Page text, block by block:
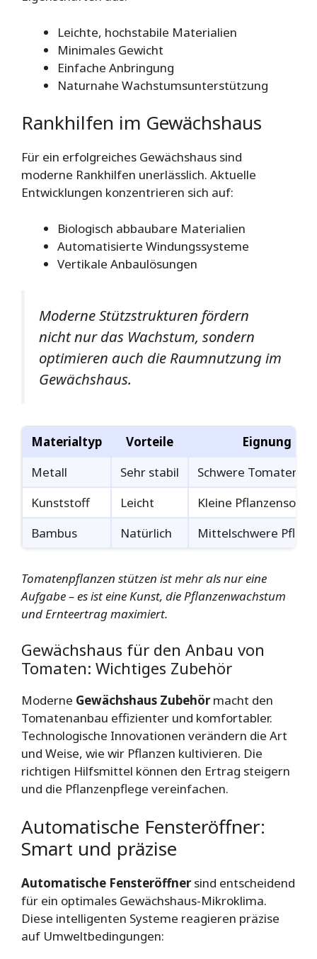
Leichte, hochstabile Materialien
Minimales Gewicht
Einfache Anbringung
Naturnahe Wachstumsunterstützung
Rankhilfen im Gewächshaus
Für ein erfolgreiches Gewächshaus sind
moderne Rankhilfen unerlässlich. Aktuelle
Entwicklungen konzentrieren sich auf:
Biologisch abbaubare Materialien
Automatisierte Windungssysteme
Vertikale Anbaulösungen
Moderne Stützstrukturen fördern
nicht nur das Wachstum, sondern
optimieren auch die Raumnutzung im
Gewächshaus.
Materialtyp Vorteile
Eignung
Metall
Sehr stabil
Schwere
Kunststoff
Leicht
Kleine
Bambus
Natürlich Mittelschwere
Tomatenpflanzen stützen ist mehr als nur eine
Aufgabe – es ist eine Kunst, die Pflanzenwachstum
und Ernteertrag maximiert.
Gewächshaus für den Anbau von
Tomaten: Wichtiges Zubehör
Moderne Gewächshaus Zubehörmacht den
Tomatenanbau effizienter und komfortabler.
Technologische Innovationen verändern die Art
und Weise, wie wir Pflanzen kultivieren. Die
richtigen Hilfsmittel können den Ertrag steigern
und die Pflanzenpflege vereinfachen.
Automatische Fensteröffner:
Smart und präzise
Automatische Fensteröffnersind entscheidend
für ein optimales Gewächshaus-Mikroklima.
Diese intelligenten Systeme reagieren präzise
auf Umweltbedingungen: